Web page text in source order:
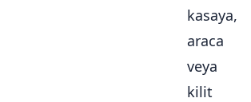
kasaya,
araca
veya
kilit